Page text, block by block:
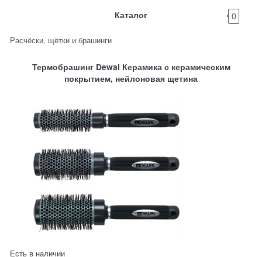
Каталог 0
Расчёски, щётки и брашинги
Термобрашинг Dewal Керамика с керамическим
покрытием, нейлоновая щетина
Есть в наличии